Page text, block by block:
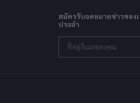
สมัครรับจดหมายข่าวของ
ประจำ